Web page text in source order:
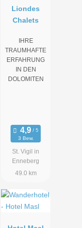
Liondes
Chalets
IHRE
TRAUMHAFTE
ERFAHRUNG
IN DEN
DOLOMITEN
3 Bew.
St. Vigil in
Enneberg
49.0 km